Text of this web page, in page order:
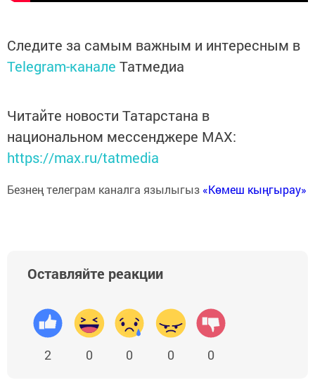
Следите за самым важным и интересным в
Telegram-канале Татмедиа
Читайте новости Татарстана в
национальном мессенджере MАХ:
https://max.ru/tatmedia
Безнең телеграм каналга язылыгыз «Көмеш кыңгырау»
Оставляйте реакции
2 0 0 0 0